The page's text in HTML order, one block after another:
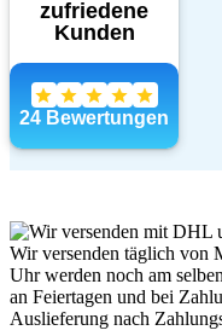
Wir versenden täglich von
Uhr werden noch am
an Feiertagen und bei
Auslieferung nach